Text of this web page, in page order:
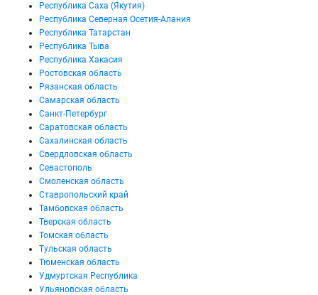
Республика Саха (Якутия)
Республика Северная Осетия-Алания
Республика Татарстан
Республика Тыва
Республика Хакасия
Ростовская область
Рязанская область
Самарская область
Санкт-Петербург
Саратовская область
Сахалинская область
Свердловская область
Севастополь
Смоленская область
Ставропольский край
Тамбовская область
Тверская область
Томская область
Тульская область
Тюменская область
Удмуртская Республика
Ульяновская область